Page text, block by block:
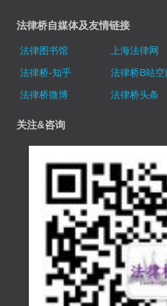
法律桥自媒体及友情链接
法律图书馆 上海法律网
法律桥-知乎
法律桥B站空
法律桥微博
法律桥头条
关注&咨询